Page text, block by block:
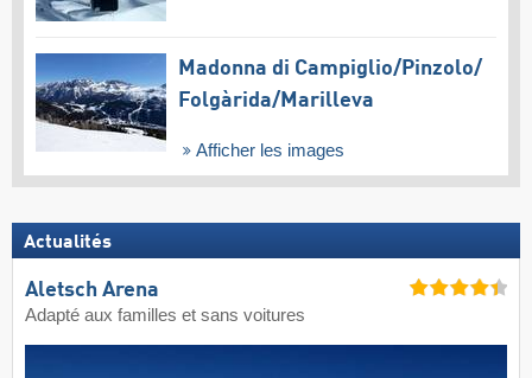
Madonna di Campiglio/​Pinzolo/​
Folgàrida/​Marilleva
Afficher les images
Actualités
Aletsch Arena
Adapté aux familles et sans voitures